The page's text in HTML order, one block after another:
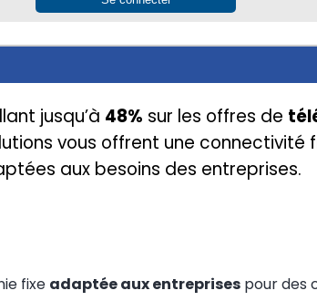
jusqu’à 48% sur les offres de
vous offrent une
aux besoins des entreprises.
fixe adaptée aux entreprises pour des